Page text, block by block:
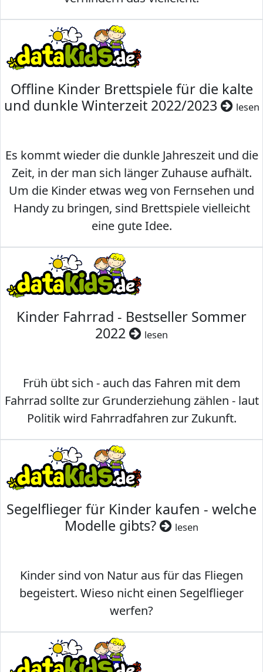
Offline Kinder Brettspiele für die kalte
und dunkle Winterzeit 2022/2023
lesen
Es kommt wieder die dunkle Jahreszeit und die
Zeit, in der man sich länger Zuhause aufhält.
Um die Kinder etwas weg von Fernsehen und
Handy zu bringen, sind Brettspiele vielleicht
eine gute Idee.
Kinder Fahrrad - Bestseller Sommer
2022
lesen
Früh übt sich - auch das Fahren mit dem
Fahrrad sollte zur Grunderziehung zählen - laut
Politik wird Fahrradfahren zur Zukunft.
Segelflieger für Kinder kaufen - welche
Modelle gibts?
lesen
Kinder sind von Natur aus für das Fliegen
begeistert. Wieso nicht einen Segelflieger
werfen?